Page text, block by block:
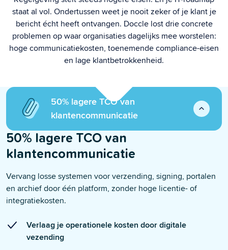
staat al vol. Ondertussen weet je nooit zeker of je klant je
bericht écht heeft ontvangen. Doccle lost drie concrete
problemen op waar organisaties dagelijks mee worstelen:
hoge communicatiekosten, toenemende compliance-eisen
en lage klantbetrokkenheid.
50% lagere TCO van
klantencommunicatie
50% lagere TCO van
klantencommunicatie
Vervang losse systemen voor verzending, signing, portalen
en archief door één platform, zonder hoge licentie- of
integratiekosten.
Verlaag je operationele kosten door digitale
vezending